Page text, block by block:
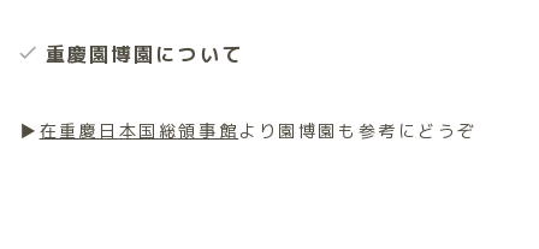
重慶園博園 について
▶︎ 在重慶日本国総領事館 より園博園も参考にどうぞ